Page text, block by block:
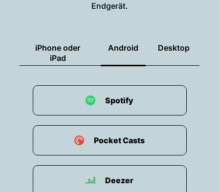
Endgerät.
iPhone oder
iPad
Android Desktop
Spotify
Pocket Casts
Deezer